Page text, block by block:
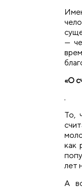
—
«О
То,
как
лет
А